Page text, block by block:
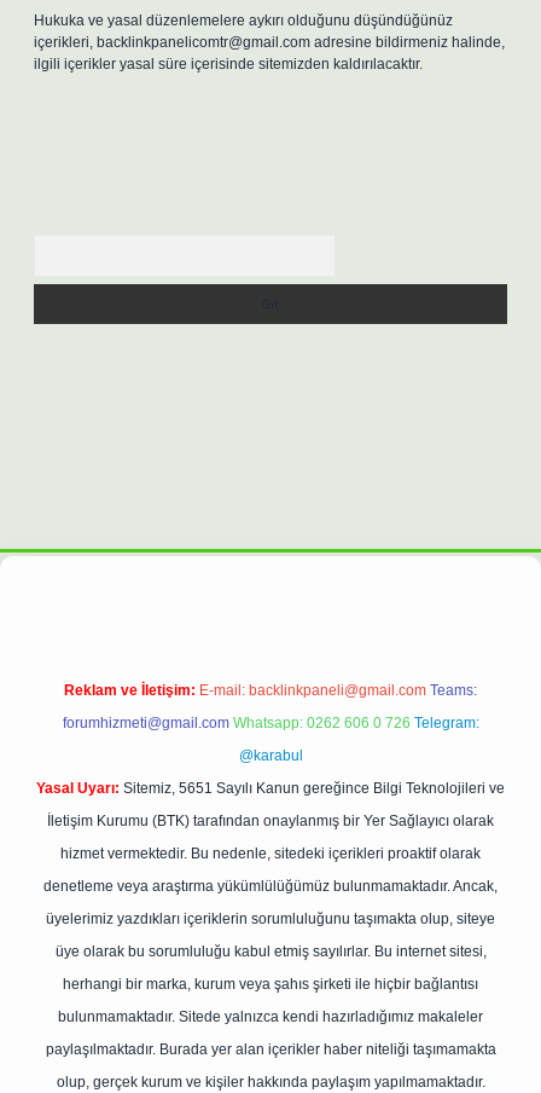
Hukuka ve yasal düzenlemelere aykırı olduğunu düşündüğünüz
içerikleri, backlinkpanelicomtr@gmail.com adresine bildirmeniz halinde,
ilgili içerikler yasal süre içerisinde sitemizden kaldırılacaktır.
Reklam ve İletişim: E-mail: backlinkpaneli@gmail.com Teams:
forumhizmeti@gmail.com Whatsapp: 0262 606 0 726 Telegram:
@karabul
Yasal Uyarı: Sitemiz, 5651 Sayılı Kanun gereğince Bilgi Teknolojileri ve
İletişim Kurumu (BTK) tarafından onaylanmış bir Yer Sağlayıcı olarak
hizmet vermektedir. Bu nedenle, sitedeki içerikleri proaktif olarak
denetleme veya araştırma yükümlülüğümüz bulunmamaktadır. Ancak,
üyelerimiz yazdıkları içeriklerin sorumluluğunu taşımakta olup, siteye
üye olarak bu sorumluluğu kabul etmiş sayılırlar. Bu internet sitesi,
herhangi bir marka, kurum veya şahıs şirketi ile hiçbir bağlantısı
bulunmamaktadır. Sitede yalnızca kendi hazırladığımız makaleler
paylaşılmaktadır. Burada yer alan içerikler haber niteliği taşımamakta
olup, gerçek kurum ve kişiler hakkında paylaşım yapılmamaktadır.